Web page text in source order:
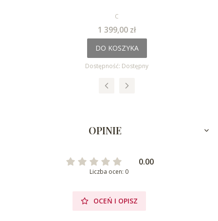
PRODUCENT
C
Cena
1 399,00 zł
DO KOSZYKA
Dostępność: Dostępny
OPINIE
0.00
Liczba ocen: 0
OCEŃ I OPISZ